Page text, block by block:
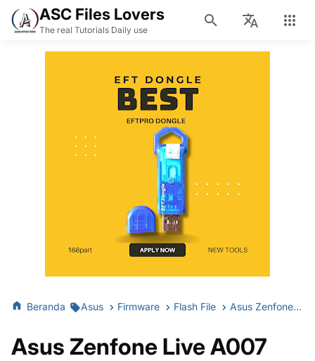
ASC Files Lovers
The real Tutorials Daily use
Beranda Asus Firmware Flash File Asus Zenfone Live A007 ZB501KL Fastboot Firmware StockROM | Qualcomm 9008 Firehose
Asus Zenfone Live A007